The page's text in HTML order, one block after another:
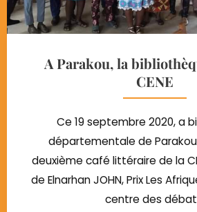
A Parakou, la
CENE
Ce 19 septembre 2020, a
départementale de
deuxième café littéraire de la
de Elnarhan JOHN, Prix Les
centre des